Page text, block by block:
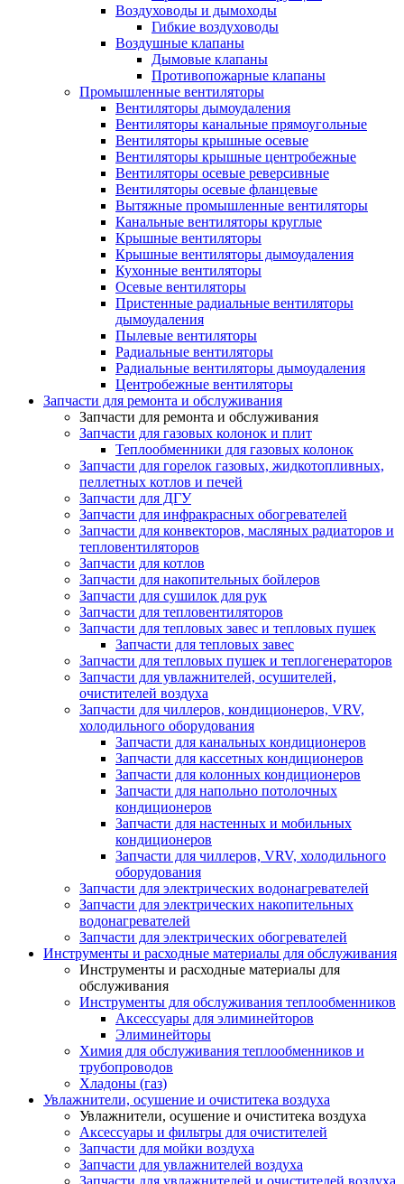
Воздуховоды и дымоходы
Гибкие воздуховоды
Воздушные клапаны
Дымовые клапаны
Противопожарные клапаны
Промышленные вентиляторы
Вентиляторы дымоудаления
Вентиляторы канальные прямоугольные
Вентиляторы крышные осевые
Вентиляторы крышные центробежные
Вентиляторы осевые реверсивные
Вентиляторы осевые фланцевые
Вытяжные промышленные вентиляторы
Канальные вентиляторы круглые
Крышные вентиляторы
Крышные вентиляторы дымоудаления
Кухонные вентиляторы
Осевые вентиляторы
Пристенные радиальные вентиляторы
дымоудаления
Пылевые вентиляторы
Радиальные вентиляторы
Радиальные вентиляторы дымоудаления
Центробежные вентиляторы
Запчасти для ремонта и обслуживания
Запчасти для ремонта и обслуживания
Запчасти для газовых колонок и плит
Теплообменники для газовых колонок
Запчасти для горелок газовых, жидкотопливных,
пеллетных котлов и печей
Запчасти для ДГУ
Запчасти для инфракрасных обогревателей
Запчасти для конвекторов, масляных радиаторов и
тепловентиляторов
Запчасти для котлов
Запчасти для накопительных бойлеров
Запчасти для сушилок для рук
Запчасти для тепловентиляторов
Запчасти для тепловых завес и тепловых пушек
Запчасти для тепловых завес
Запчасти для тепловых пушек и теплогенераторов
Запчасти для увлажнителей, осушителей,
очистителей воздуха
Запчасти для чиллеров, кондиционеров, VRV,
холодильного оборудования
Запчасти для канальных кондиционеров
Запчасти для кассетных кондиционеров
Запчасти для колонных кондиционеров
Запчасти для напольно потолочных
кондиционеров
Запчасти для настенных и мобильных
кондиционеров
Запчасти для чиллеров, VRV, холодильного
оборудования
Запчасти для электрических водонагревателей
Запчасти для электрических накопительных
водонагревателей
Запчасти для электрических обогревателей
Инструменты и расходные материалы для обслуживания
Инструменты и расходные материалы для
обслуживания
Инструменты для обслуживания теплообменников
Аксессуары для элиминейторов
Элиминейторы
Химия для обслуживания теплообменников и
трубопроводов
Хладоны (газ)
Увлажнители, осушение и очиститека воздуха
Увлажнители, осушение и очиститека воздуха
Аксессуары и фильтры для очистителей
Запчасти для мойки воздуха
Запчасти для увлажнителей воздуха
Запчасти для увлажнителей и очистителей воздуха